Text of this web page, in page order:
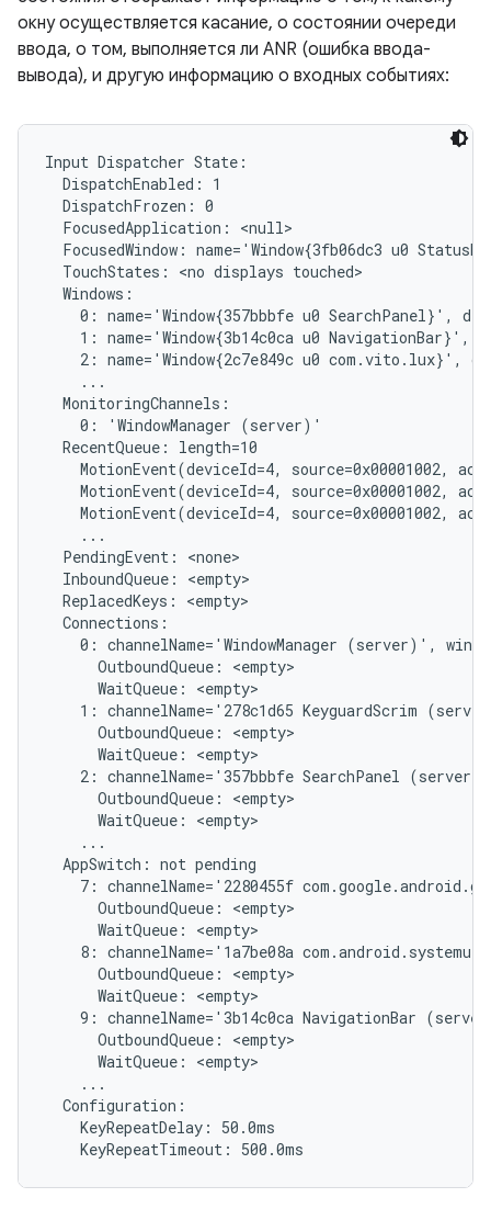
окну осуществляется касание, о состоянии очереди
ввода, о том, выполняется ли ANR (ошибка ввода-
вывода), и другую информацию о входных событиях:
Input Dispatcher State:
  DispatchEnabled: 1
  DispatchFrozen: 0
  FocusedApplication: <null>
FocusedWindow: name='Window{3fb06dc3 u0
  TouchStates: <no displays touched>
  Windows:
0: name='Window{357bbbfe u0 SearchPanel}',
1: name='Window{3b14c0ca u0 NavigationBar}',
2: name='Window{2c7e849c u0 com.vito.lux}',
    ...
  MonitoringChannels:
    0: 'WindowManager (server)'
  RecentQueue: length=10
MotionEvent(deviceId=4, source=0x00001002,
MotionEvent(deviceId=4, source=0x00001002,
MotionEvent(deviceId=4, source=0x00001002,
    ...
  PendingEvent: <none>
  InboundQueue: <empty>
  ReplacedKeys: <empty>
  Connections:
0: channelName='WindowManager (server)',
      OutboundQueue: <empty>
      WaitQueue: <empty>
1: channelName='278c1d65 KeyguardScrim
      OutboundQueue: <empty>
      WaitQueue: <empty>
2: channelName='357bbbfe SearchPanel
      OutboundQueue: <empty>
      WaitQueue: <empty>
    ...
  AppSwitch: not pending
7: channelName='2280455f
      OutboundQueue: <empty>
      WaitQueue: <empty>
8: channelName='1a7be08a
      OutboundQueue: <empty>
      WaitQueue: <empty>
9: channelName='3b14c0ca NavigationBar
      OutboundQueue: <empty>
      WaitQueue: <empty>
    ...
  Configuration:
    KeyRepeatDelay: 50.0ms